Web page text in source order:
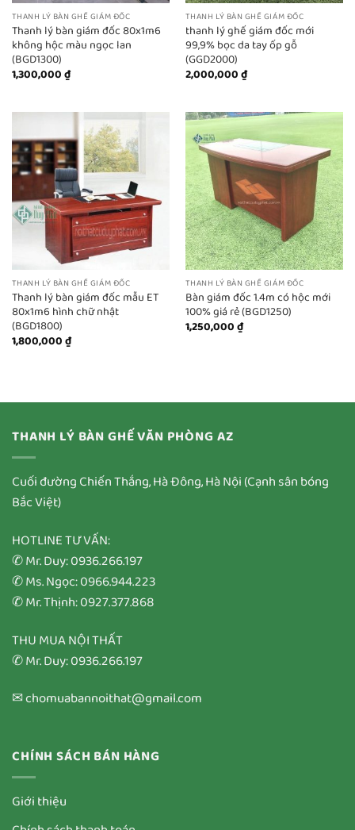
THANH LÝ BÀN GHẾ GIÁM ĐỐC
Thanh lý bàn giám đốc 80x1m6
không hộc màu ngọc lan
(BGD1300)
1,300,000₫
THANH LÝ BÀN GHẾ GIÁM ĐỐC
thanh lý ghế giám đốc mới
99,9% bọc da tay ốp gỗ
(GGD2000)
2,000,000₫
THANH LÝ BÀN GHẾ GIÁM ĐỐC
Thanh lý bàn giám đốc mẫu ET
80x1m6 hình chữ nhật
(BGD1800)
1,800,000₫
THANH LÝ BÀN GHẾ GIÁM ĐỐC
Bàn giám đốc 1.4m có hộc mới
100% giá rẻ (BGD1250)
1,250,000₫
THANH LÝ BÀN GHẾ VĂN PHÒNG AZ
Cuối đường Chiến Thắng, Hà Đông, Hà Nội (Cạnh sân bóng
Bắc Việt)
HOTLINE TƯ VẤN:
✆ Mr. Duy: 0936.266.197
✆ Ms. Ngọc: 0966.944.223
✆ Mr. Thịnh: 0927.377.868
THU MUA NỘI THẤT
✆ Mr. Duy: 0936.266.197
✉ chomuabannoithat@gmail.com
CHÍNH SÁCH BÁN HÀNG
Giới thiệu